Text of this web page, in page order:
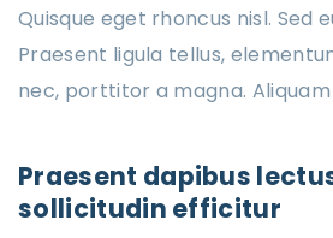
Quisque eget rhoncus nisl. Sed
Praesent ligula tellus,
nec, porttitor a magna. Aliquam
Praesent dapibus
sollicitudin efficitur